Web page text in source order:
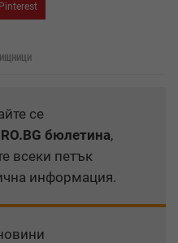
Pinterest
се
бюлетина,
всеки петък
информация.